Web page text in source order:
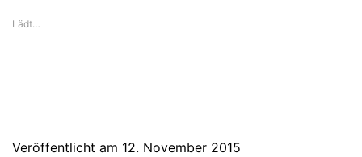
Lädt…
Veröffentlicht am 12. November 2015